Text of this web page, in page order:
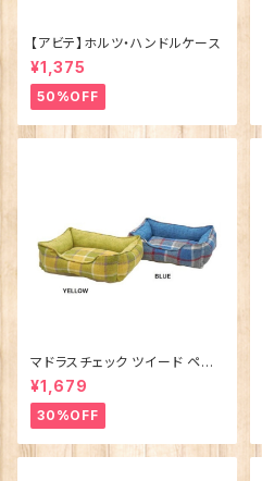
【アビテ】ホルツ・ハンドルケース
¥1,375
50%OFF
マドラスチェック ツイード ペット
ベッド（犬猫用）M
¥1,679
30%OFF